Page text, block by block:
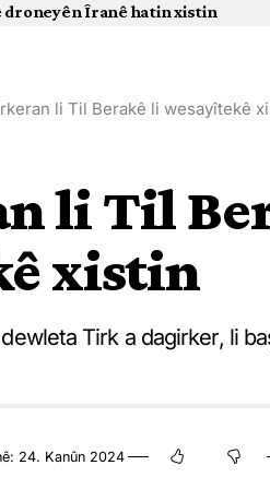
droneyên Îranê hatin xistin
li Til Berakê li wesayîtekê
li Til
xistin
Tirk a dagirker, li
24. Kanûn 2024